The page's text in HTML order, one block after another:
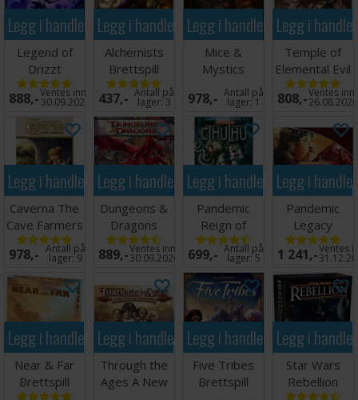
Legg i handlekurven
Legend of
Drizzt
Brettspill
888,-Ventes inn
30.09.2026
Legg i handlekurven
Alchemists
Brettspill
437,- Antall på
lager:3
Legg i handlekurven
Mice &
Mystics
Brettspill
978,- Antall på
lager:1
Legg i
Temple of
Elemental Evil
Brettspill
808,-Ventes inn
26.08.2026
Legg i handlekurven
Caverna The
Cave Farmers
Brettspill
978,- Antall på
lager:9
Legg i handlekurven
Dungeons &
Dragons
Wrath of
Ashardalon
889,-Ventes inn
30.09.2026
Legg i handlekurven
Pandemic
Reign of
Cthulhu
Brettspill
699,- Antall på
lager:5
Legg i
Pandemic
Legacy
Season 1 Red
Brettspill
1 241,-Ventes
Legg i handlekurven
Near & Far
Brettspill
Legg i handlekurven
Through the
Ages A New
Legg i handlekurven
Five Tribes
Brettspill
Legg i
Star Wars
Rebellion